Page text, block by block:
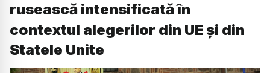
rusească intensificată în
contextul alegerilor din UE și din
Statele Unite